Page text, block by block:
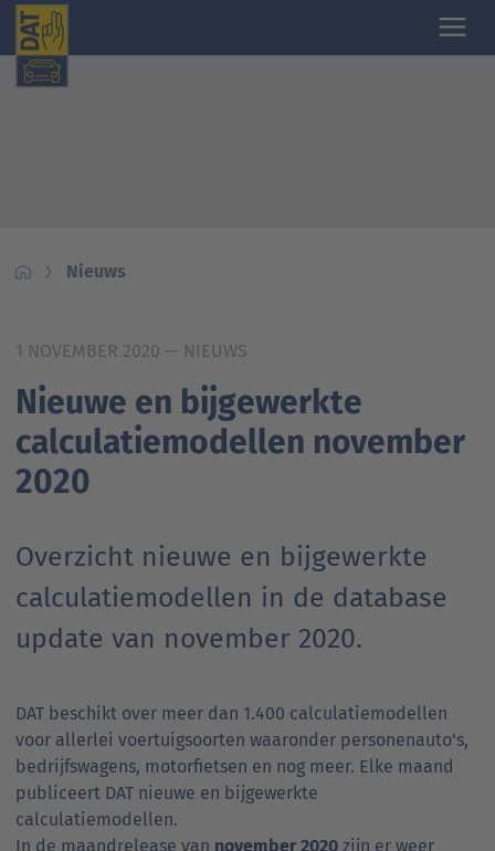
Nieuws
1 NOVEMBER 2020 — NIEUWS
Nieuwe en bijgewerkte
calculatiemodellen november
2020
Overzicht nieuwe en bijgewerkte
calculatiemodellen in de database
update van november 2020.
DAT beschikt over meer dan 1.400 calculatiemodellen
voor allerlei voertuigsoorten waaronder personenauto's,
bedrijfswagens, motorfietsen en nog meer. Elke maand
publiceert DAT nieuwe en bijgewerkte
calculatiemodellen.
In de maandrelease van november 2020 zijn er weer